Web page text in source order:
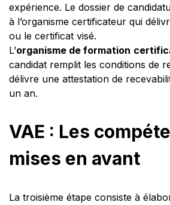
expérience. Le dossier de
à l’organisme certificateur qui
ou le certificat visé.
L’organisme de formation
candidat remplit les conditions de
délivre une attestation de
un an.
VAE : Les
mises en avant
La troisième étape consiste à